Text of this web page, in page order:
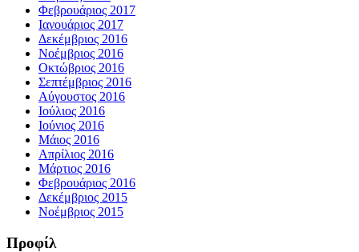
Φεβρουάριος 2017
Ιανουάριος 2017
Δεκέμβριος 2016
Νοέμβριος 2016
Οκτώβριος 2016
Σεπτέμβριος 2016
Αύγουστος 2016
Ιούλιος 2016
Ιούνιος 2016
Μάιος 2016
Απρίλιος 2016
Μάρτιος 2016
Φεβρουάριος 2016
Δεκέμβριος 2015
Νοέμβριος 2015
Προφίλ